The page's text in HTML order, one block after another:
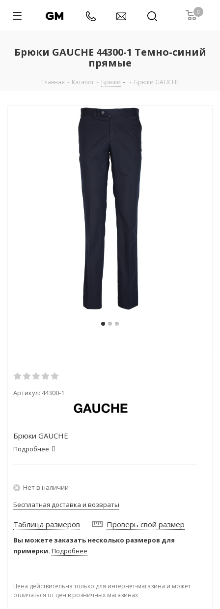
0
Брюки GAUCHE 44300-1 Темно-синий
прямые
Главная - Каталог - Брюки - Брюки GAUCHE
Артикул: 44300-1
Брюки GAUCHE
Подробнее
Нет в наличии
Бесплатная доставка и возвраты
Таблица размеров Проверь свой размер
Вы можете заказать несколько размеров для
примерки. Подробнее
Цена действительна только для интернет-магазина и может
отличаться от цен в розничных магазинах